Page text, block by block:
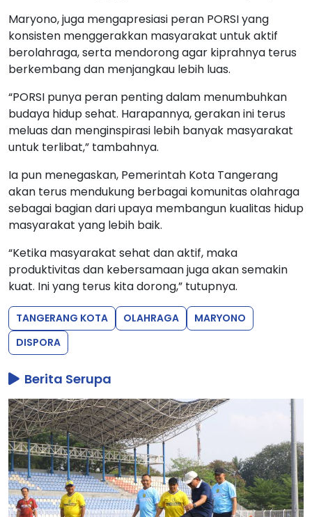
Maryono, juga mengapresiasi peran PORSI yang
konsisten menggerakkan masyarakat untuk aktif
berolahraga, serta mendorong agar kiprahnya terus
berkembang dan menjangkau lebih luas.
“PORSI punya peran penting dalam menumbuhkan
budaya hidup sehat. Harapannya, gerakan ini terus
meluas dan menginspirasi lebih banyak masyarakat
untuk terlibat,” tambahnya.
Ia pun menegaskan, Pemerintah Kota Tangerang
akan terus mendukung berbagai komunitas olahraga
sebagai bagian dari upaya membangun kualitas hidup
masyarakat yang lebih baik.
“Ketika masyarakat sehat dan aktif, maka
produktivitas dan kebersamaan juga akan semakin
kuat. Ini yang terus kita dorong,” tutupnya.
TANGERANG KOTA OLAHRAGA
MARYONO
DISPORA
Berita Serupa